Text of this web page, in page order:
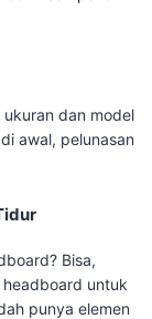
dan model
awal, pelunasan
Bisa,
untuk
punya elemen